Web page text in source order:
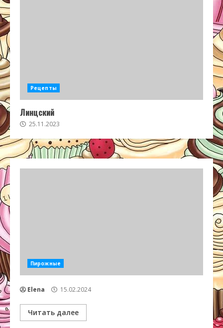
Рецепты
Линцский
25.11.2023
Пирожные
Elena 15.02.2024
Читать далее